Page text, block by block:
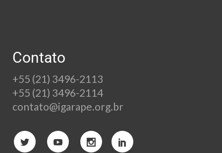
Contato
+55 (21) 3496-2113
+55 (21) 3496-2114
contato@igarape.org.br